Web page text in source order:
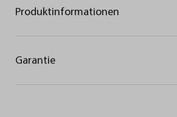
Produktinformationen
Garantie